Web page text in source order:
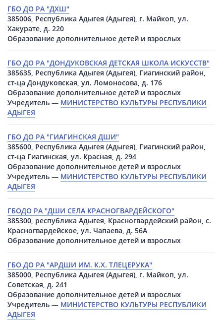
ГБО ДО РА "ДХШ"
385006, Республика Адыгея (Адыгея), г. Майкоп, ул.
Хакурате, д. 220
Образование дополнительное детей и взрослых
ГБО ДО РА "ДОНДУКОВСКАЯ ДЕТСКАЯ ШКОЛА ИСКУССТВ"
385635, Республика Адыгея (Адыгея), Гиагинский район,
ст-ца Дондуковская, ул. Ломоносова, д. 176
Образование дополнительное детей и взрослых
Учредитель — МИНИСТЕРСТВО КУЛЬТУРЫ РЕСПУБЛИКИ
АДЫГЕЯ
ГБО ДО РА "ГИАГИНСКАЯ ДШИ"
385600, Республика Адыгея (Адыгея), Гиагинский район,
ст-ца Гиагинская, ул. Красная, д. 294
Образование дополнительное детей и взрослых
Учредитель — МИНИСТЕРСТВО КУЛЬТУРЫ РЕСПУБЛИКИ
АДЫГЕЯ
ГБОДО РА "ДШИ СЕЛА КРАСНОГВАРДЕЙСКОГО"
385300, республика Адыгея, Красногвардейский район, с.
Красногвардейское, ул. Чапаева, д. 56А
Образование дополнительное детей и взрослых
ГБО ДО РА "АРДШИ ИМ. К.Х. ТЛЕЦЕРУКА"
385000, Республика Адыгея (Адыгея), г. Майкоп, ул.
Советская, д. 241
Образование дополнительное детей и взрослых
Учредитель — МИНИСТЕРСТВО КУЛЬТУРЫ РЕСПУБЛИКИ
АДЫГЕЯ